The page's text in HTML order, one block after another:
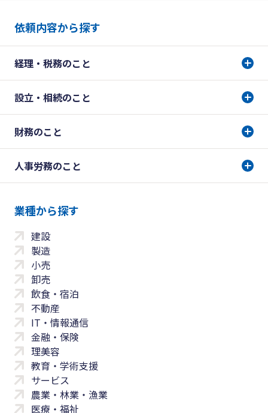
依頼内容から探す
経理・税務のこと
設立・相続のこと
財務のこと
人事労務のこと
業種から探す
建設
製造
小売
卸売
飲食・宿泊
不動産
IT・情報通信
金融・保険
理美容
教育・学術支援
サービス
農業・林業・漁業
医療・福祉